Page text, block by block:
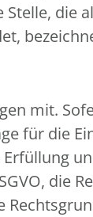
die
mit.
für die
die